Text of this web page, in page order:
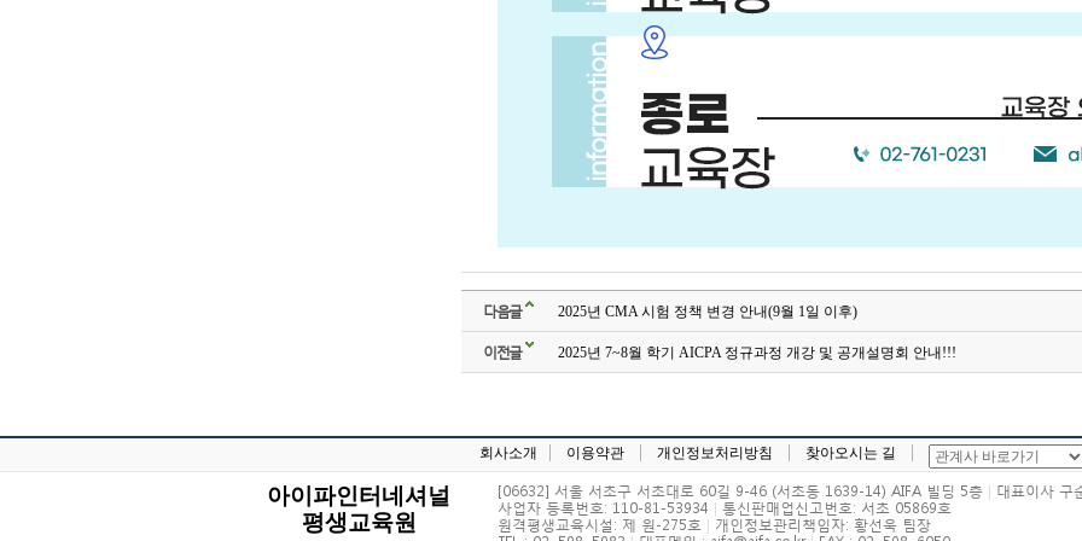
다음글 2025년 CMA 시험 정책 변경 안내(9월 1일 이후)
이전글 2025년 7~8월 학기 AICPA 정규과정 개강 및 공개설명회 안내!!!
회사소개 이용약관 개인정보처리방침 찾아오시는 길
아이파인터네셔널
평생교육원
[06632] 서울 서초구 서초대로 60길 9-46 (서초동 1639-14) AIFA 빌딩 5층 | 대표이사 구
사업자 등록번호: 110-81-53934 | 통신판매업신고번호: 서초 05869호
원격평생교육시설: 제 원-275호 | 개인정보관리책임자: 황선욱 팀장